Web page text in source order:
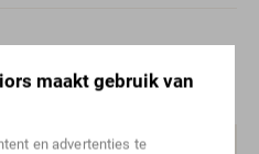
maakt gebruik van
en advertenties te
Mid-century modern,